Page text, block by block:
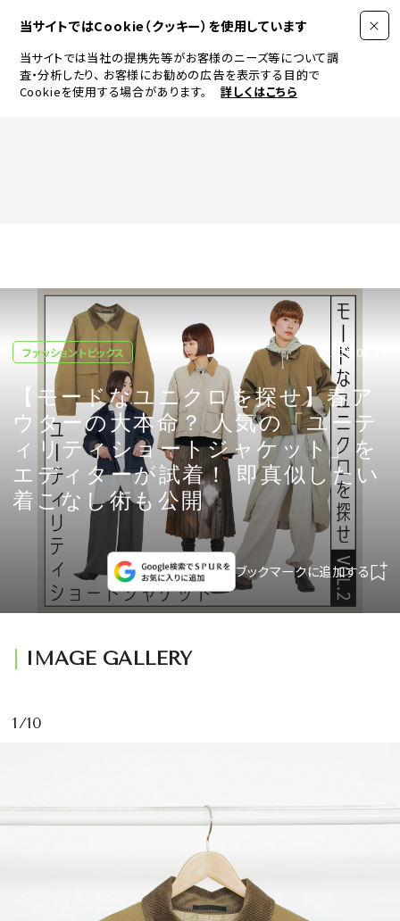
当サイトではCookie（クッキー）を使用しています
当サイトでは当社の提携先等がお客様のニーズ等について調
査・分析したり、 お客様にお勧めの広告を表示する目的で
Cookieを使用する場合があります。
詳しくはこちら
JEWELRY & WATCH
LIFESTYLE
CULTURE
CELEBRITY
COLLECTION
WEDDING
SDGs
MAGAZINE
会員登録
Log in or Sign up
SPUR読者のためのメンバーシッププログラム
ファッショントピックス 2026.03.30
【モードなユニクロを探せ】春ア
ウターの大本命？ 人気の「ユーテ
ィリティショートジャケット」を
エディターが試着！ 即真似したい
着こなし術も公開
ブックマークに追加する
IMAGE GALLERY
1/10